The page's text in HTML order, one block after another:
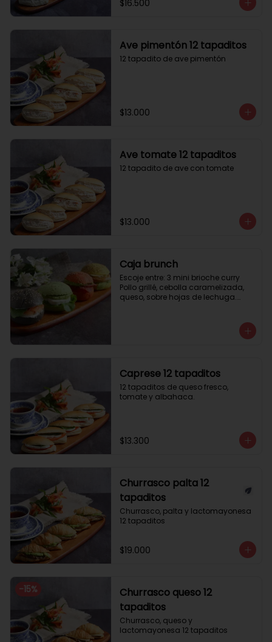
$16.500
Ave pimentón 12 tapaditos
12 tapadito de ave pimentón
$13.000
Ave tomate 12 tapaditos
12 tapadito de ave con tomate
$13.000
Caja brunch
Escoje entre: 3 mini brioche curry
Pollo grillé, cebolla caramelizada,
queso, sobre hojas de lechuga.
hojas de rúcula
Caprese 12 tapaditos
12 tapaditos de queso fresco,
tomate y albahaca.
$13.300
Churrasco palta 12
tapaditos
Churrasco, palta y lactomayonesa
12 tapaditos
$19.000
-15%
Churrasco queso 12
tapaditos
Churrasco, queso y
lactomayonesa 12 tapaditos